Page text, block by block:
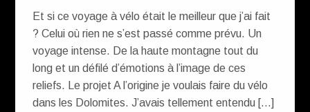
Et si ce voyage à vélo était le meilleur que j’ai fait
? Celui où rien ne s’est passé comme prévu. Un
voyage intense. De la haute montagne tout du
long et un défilé d’émotions à l’image de ces
reliefs. Le projet A l’origine je voulais faire du vélo
dans les Dolomites. J’avais tellement entendu […]